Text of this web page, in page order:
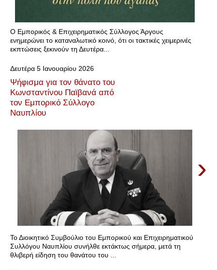
Ο Εμπορικός & Επιχειρηματικός Σύλλογος Άργους
ενημερώνει το καταναλωτικό κοινό, ότι οι τακτικές χειμερινές
εκπτώσεις ξεκινούν τη Δευτέρα...
Δευτέρα 5 Ιανουαρίου 2026
Ψήφισμα για τον θάνατο του
Κωνσταντίνου Παϊβανά από
τον Εμπορικό Σύλλογο
Ναυπλίου
›
Το Διοικητικό Συμβούλιο του Εμπορικού και Επιχειρηματικού
Συλλόγου Ναυπλίου συνήλθε εκτάκτως σήμερα, μετά τη
θλιβερή είδηση του θανάτου του ...